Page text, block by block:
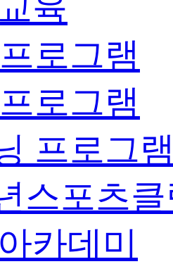
로그램
로그램
프로그
스포츠
카데미